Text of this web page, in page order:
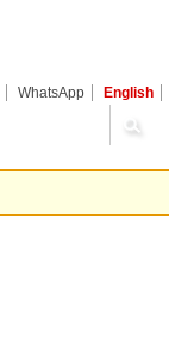
WhatsApp English